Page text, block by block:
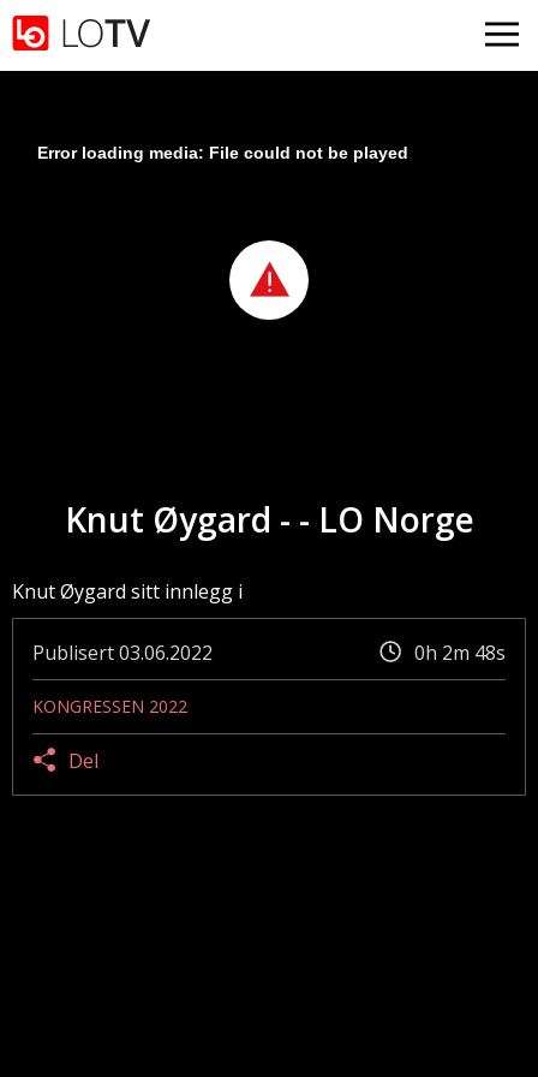
Gå til hovedinnhold
Error loading media: File could not be played
Knut Øygard - - LO Norge
Knut Øygard sitt innlegg i
Publisert03.06.2022 0h 2m 48s
KONGRESSEN 2022
Del